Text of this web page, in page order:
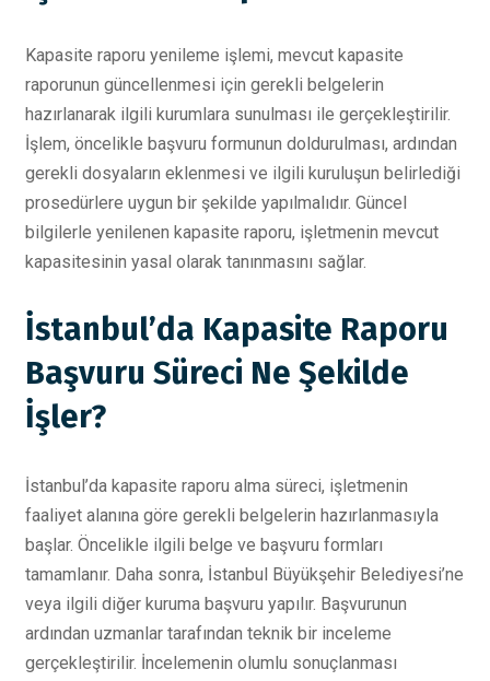
Kapasite raporu yenileme işlemi, mevcut kapasite
raporunun güncellenmesi için gerekli belgelerin
hazırlanarak ilgili kurumlara sunulması ile gerçekleştirilir.
İşlem, öncelikle başvuru formunun doldurulması, ardından
gerekli dosyaların eklenmesi ve ilgili kuruluşun belirlediği
prosedürlere uygun bir şekilde yapılmalıdır. Güncel
bilgilerle yenilenen kapasite raporu, işletmenin mevcut
kapasitesinin yasal olarak tanınmasını sağlar.
İstanbul’da Kapasite Raporu
Başvuru Süreci Ne Şekilde
İşler?
İstanbul’da kapasite raporu alma süreci, işletmenin
faaliyet alanına göre gerekli belgelerin hazırlanmasıyla
başlar. Öncelikle ilgili belge ve başvuru formları
tamamlanır. Daha sonra, İstanbul Büyükşehir Belediyesi’ne
veya ilgili diğer kuruma başvuru yapılır. Başvurunun
ardından uzmanlar tarafından teknik bir inceleme
gerçekleştirilir. İncelemenin olumlu sonuçlanması